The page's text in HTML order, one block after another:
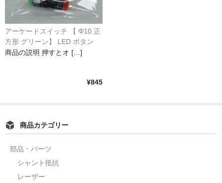
大工・ガレージ
アウトレット品
まとめ売り
アーケードスイッチ 【 Φ10 正
方形 グリーン】 LED ボタン
光るスイッチ 12V オルタネー
商品の説明 押すとオ […]
¥845
商品カテゴリー
部品・パーツ
シャント抵抗
レーザー